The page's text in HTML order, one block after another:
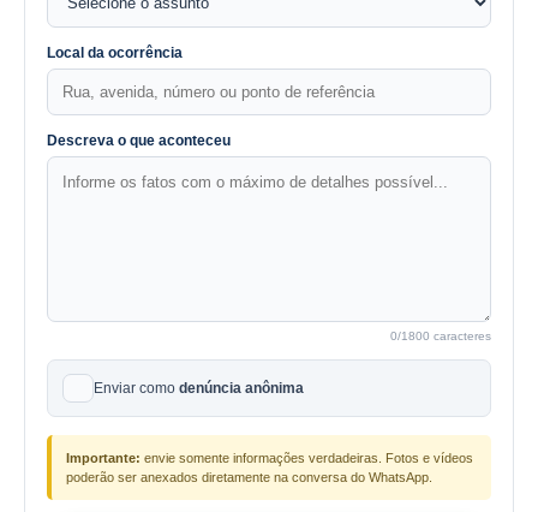
Local da ocorrência
Descreva o que aconteceu
0/1800 caracteres
Enviar como denúncia anônima
Importante: envie somente informações verdadeiras. Fotos e vídeos
poderão ser anexados diretamente na conversa do WhatsApp.